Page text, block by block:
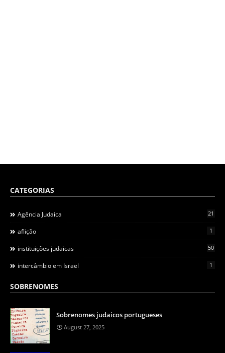
CATEGORIAS
Agência Judaica 21
aflição 1
instituições judaicas 50
intercâmbio em Israel 1
SOBRENOMES
Sobrenomes judaicos portugueses
August 27, 2025